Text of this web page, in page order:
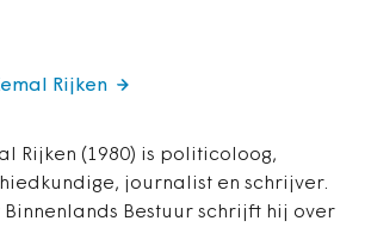
Rijken (1980) is politicoloog,
journalist en schrijver.
Binnenlands Bestuur schrijft hij over
Rijken